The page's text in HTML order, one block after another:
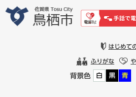
はじめて
ふりがな
背景色 白 黒 青